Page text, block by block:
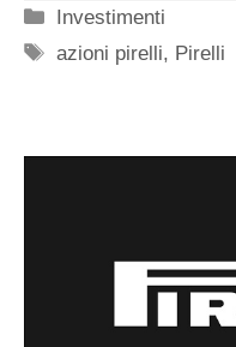
Categorie
Investimenti
Tag
azioni pirelli, Pirelli